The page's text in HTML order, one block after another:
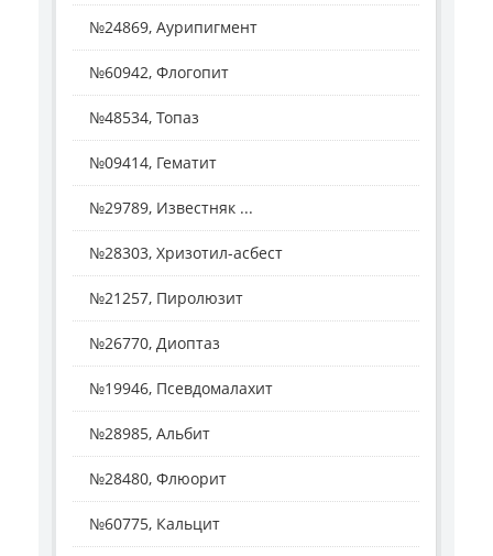
№24869, Аурипигмент
№60942, Флогопит
№48534, Топаз
№09414, Гематит
№29789, Известняк ...
№28303, Хризотил-асбест
№21257, Пиролюзит
№26770, Диоптаз
№19946, Псевдомалахит
№28985, Альбит
№28480, Флюорит
№60775, Кальцит